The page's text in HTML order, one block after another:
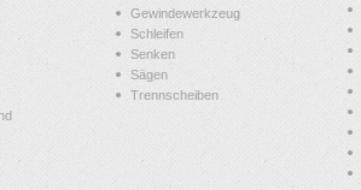
Gewindewerkzeug
Schleifen
Senken
Sägen
Trennscheiben